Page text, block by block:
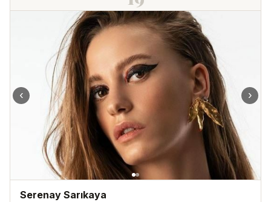
‹ ›
Serenay Sarıkaya